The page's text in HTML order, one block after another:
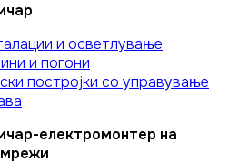
и осветлување
и погони
постројки со управување
електромонтер на